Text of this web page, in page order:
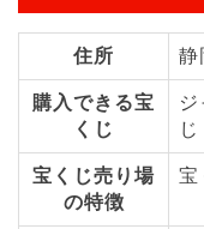
住所 静
購入できる宝
くじ
宝くじ売り場
の特徴
宝